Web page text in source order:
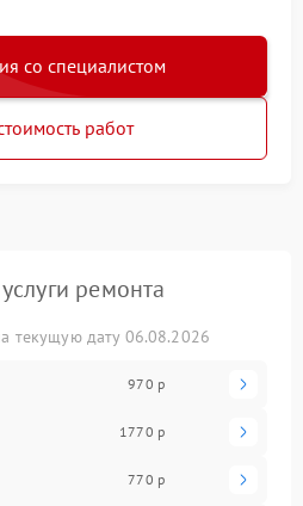
со специалистом
работ
ремонта
текущую дату 06.08.2026
970 р
1770 р
770 р